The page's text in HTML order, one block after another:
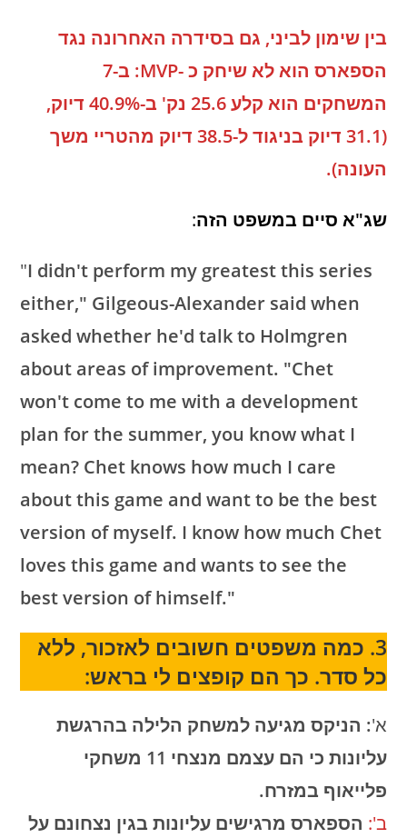
בין שימון לביני, גם בסידרה האחרונה נגד
הספארס הוא לא שיחק כ -MVP: ב-7
המשחקים הוא קלע 25.6 נק' ב-40.9% דיוק,
(31.1 דיוק בניגוד ל-38.5 דיוק מהטריי משך
העונה).
שג"א סיים במשפט הזה:
"I didn't perform my greatest this series
either," Gilgeous-Alexander said when
asked whether he'd talk to Holmgren
about areas of improvement. "Chet
won't come to me with a development
plan for the summer, you know what I
mean? Chet knows how much I care
about this game and want to be the best
version of myself. I know how much Chet
loves this game and wants to see the
best version of himself."
3. כמה משפטים חשובים לאזכור, ללא
כל סדר. כך הם קופצים לי בראש:
א': הניקס מגיעה למשחק הלילה בהרגשת
עליונות כי הם עצמם מנצחי 11 משחקי
פלייאוף במזרח.
ב': הספארס מרגישים עליונות בגין נצחונם על